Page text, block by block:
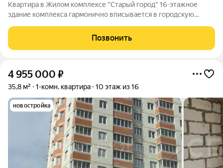
Квартира в Жилом комплексе "Старый город" 16-этажное
здание комплекса гармонично вписывается в городскую
различных планировок ждут своих счастливых обладателей.
Современные технологии и
Позвонить
4 955 000 ₽
35,8 м² 1-комн. квартира 10 этаж из 16
новостройка